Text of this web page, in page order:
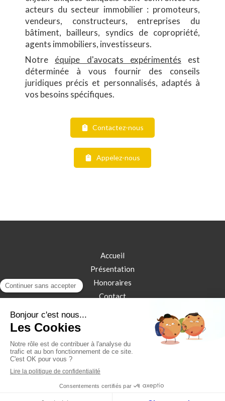
acteurs du secteur immobilier : promoteurs,
vendeurs, constructeurs, entreprises du
bâtiment, bailleurs, syndics de copropriété,
agents immobiliers, investisseurs.
Notre équipe d'avocats expérimentés est
déterminée à vous fournir des conseils
juridiques précis et personnalisés, adaptés à
vos besoins spécifiques.
Contactez-nous
Appelez-nous
Accueil
Présentation
Honoraires
Contact
©2024 Colisée Avocats - Cabinet d'avocats
à Bordeaux & Bayonne